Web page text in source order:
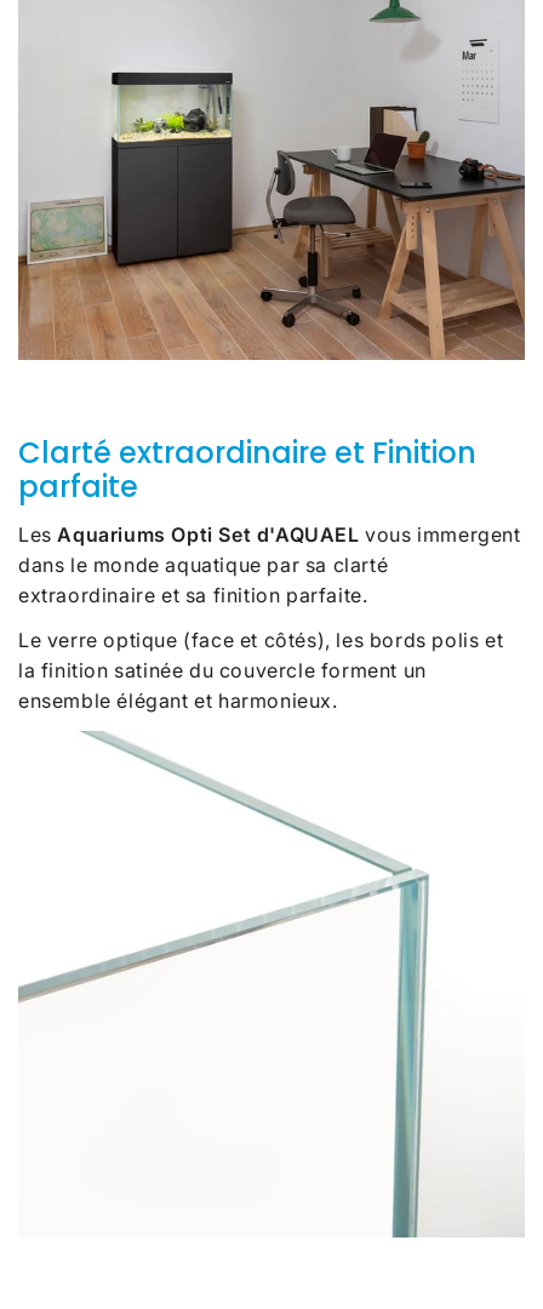
Clarté extraordinaire et Finition
parfaite
LesAquariums Opti Set d'AQUAEL vous immergent
dans le monde aquatique par sa clarté
extraordinaire et sa finition parfaite.
Le verre optique (face et côtés), les bords polis et
la finition satinée du couvercle forment un
ensemble élégant et harmonieux.